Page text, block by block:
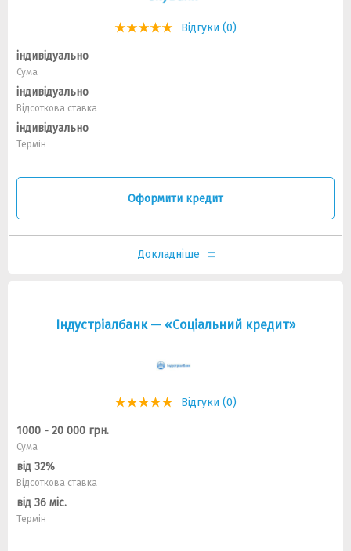
Відгуки (0)
індивідуально
Сума
індивідуально
Відсоткова ставка
індивідуально
Термін
Оформити кредит
Докладніше
Індустріалбанк — «Соціальний кредит»
Відгуки (0)
1000 - 20 000 грн.
Сума
від 32%
Відсоткова ставка
від 36 міс.
Термін